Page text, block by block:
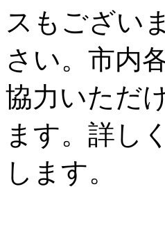
スもござい
さい。市内
協力いただ
ます。詳し
します。